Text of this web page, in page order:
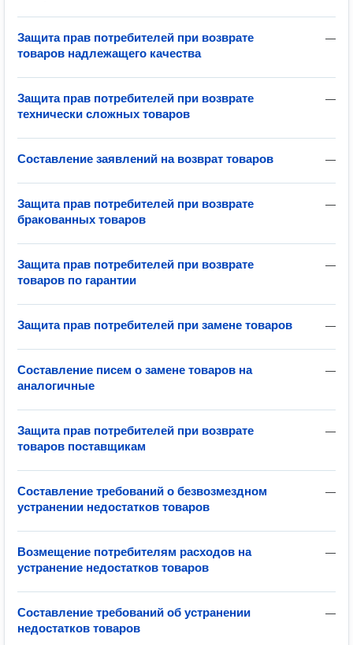
—
Защита прав потребителей при возврате
товаров надлежащего качества
—
Защита прав потребителей при возврате
технически сложных товаров
—
Составление заявлений на возврат товаров
—
Защита прав потребителей при возврате
бракованных товаров
—
Защита прав потребителей при возврате
товаров по гарантии
—
Защита прав потребителей при замене товаров
—
Составление писем о замене товаров на
аналогичные
—
Защита прав потребителей при возврате
товаров поставщикам
—
Составление требований о безвозмездном
устранении недостатков товаров
—
Возмещение потребителям расходов на
устранение недостатков товаров
—
Составление требований об устранении
недостатков товаров